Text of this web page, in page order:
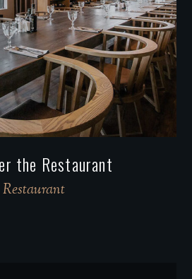
the Restaurant
Restaurant